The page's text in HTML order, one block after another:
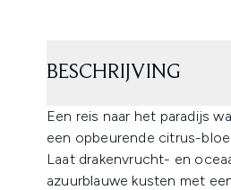
BESCHRIJVING
Een reis naar het paradijs
een opbeurende citrus-
Laat drakenvrucht- en
azuurblauwe kusten met